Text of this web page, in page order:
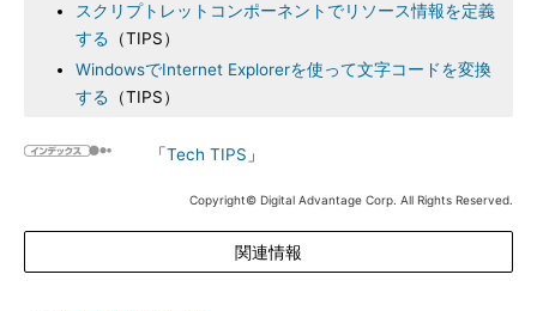
スクリプトレットコンポーネントでリソース情報を定義
する （TIPS）
WindowsでInternet Explorerを使って文字コードを変換
する （TIPS）
「Tech TIPS 」
Copyright© Digital Advantage Corp. All Rights Reserved.
関連情報